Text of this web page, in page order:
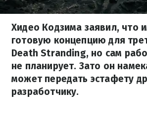
Хидео Кодзима заявил, что
готовую концепцию для
Death Stranding, но сам
не планирует. Зато он
может передать эстафету
разработчику.